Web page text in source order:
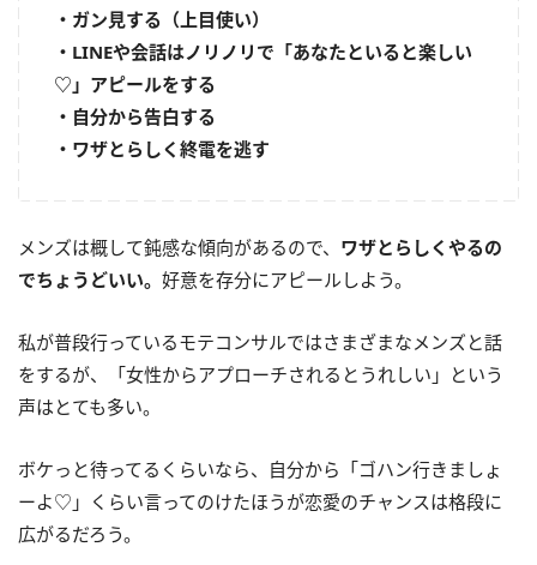
・ガン見する（上目使い）
・LINEや会話はノリノリで「あなたといると楽しい
♡」アピールをする
・自分から告白する
・ワザとらしく終電を逃す
メンズは概して鈍感な傾向があるので、 ワザとらしくやるの
でちょうどいい。 好意を存分にアピールしよう。
私が普段行っているモテコンサルではさまざまなメンズと話
をするが、「女性からアプローチされるとうれしい」という
声はとても多い。
ボケっと待ってるくらいなら、自分から「ゴハン行きましょ
ーよ♡」くらい言ってのけたほうが恋愛のチャンスは格段に
広がるだろう。